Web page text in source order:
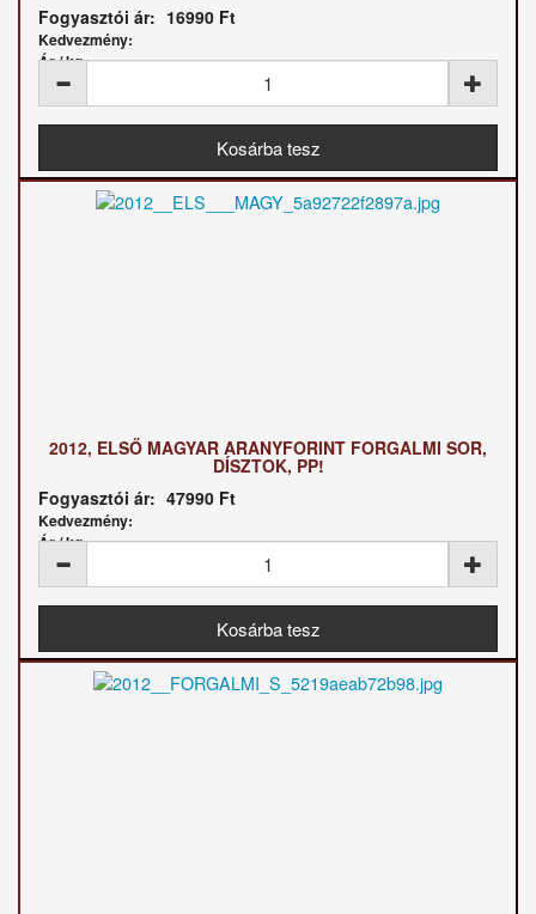
Fogyasztói ár: 16990 Ft
Kedvezmény:
Ár / kg:
2012, ELSŐ MAGYAR ARANYFORINT FORGALMI SOR,
DÍSZTOK, PP!
Fogyasztói ár: 47990 Ft
Kedvezmény:
Ár / kg: